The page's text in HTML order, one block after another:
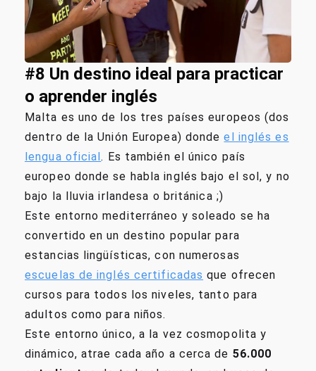
#8 Un destino ideal para practicar
o aprender inglés
Malta es uno de los tres países europeos (dos
dentro de la Unión Europea) dondeel inglés es
lengua oficial. Es también el único país
europeo donde se habla inglés bajo el sol, y no
bajo la lluvia irlandesa o británica ;)
Este entorno mediterráneo y soleado se ha
convertido en un destino popular para
estancias lingüísticas, con numerosas
escuelas de inglés certificadas que ofrecen
cursos para todos los niveles, tanto para
adultos como para niños.
Este entorno único, a la vez cosmopolita y
dinámico, atrae cada año a cerca de 56.000